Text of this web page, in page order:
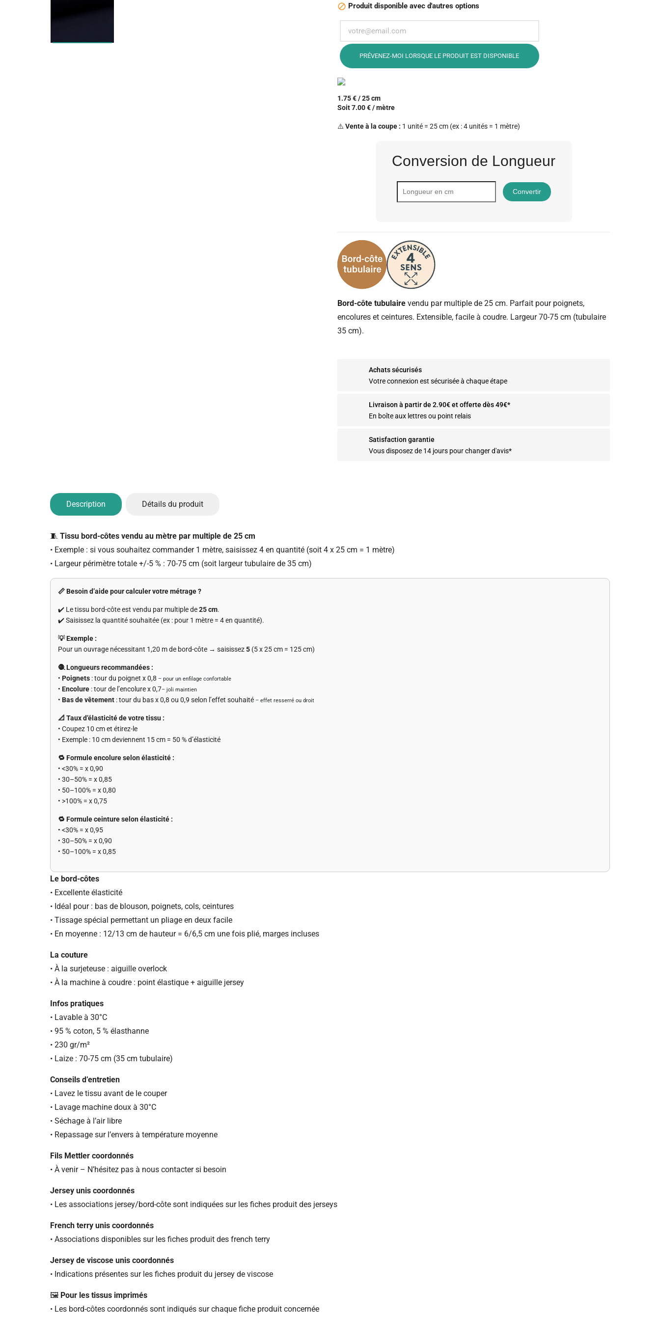
 Produit disponible avec d'autres options
PRÉVENEZ-MOI LORSQUE LE PRODUIT EST DISPONIBLE
1.75 € / 25 cm
Soit 7.00 € / mètre
⚠️ Vente à la coupe : 1 unité = 25 cm (ex : 4 unités = 1 mètre)
Conversion de Longueur
Convertir
Bord-côte tubulaire vendu par multiple de 25 cm. Parfait pour poignets,
encolures et ceintures. Extensible, facile à coudre. Largeur 70-75 cm (tubulaire
35 cm).
Achats sécurisés
Votre connexion est sécurisée à chaque étape
Livraison à partir de 2.90€ et offerte dès 49€*
En boîte aux lettres ou point relais
Satisfaction garantie
Vous disposez de 14 jours pour changer d'avis*
Description Détails du produit
🧵 Tissu bord-côtes vendu au mètre par multiple de 25 cm
• Exemple : si vous souhaitez commander 1 mètre, saisissez 4 en quantité (soit 4 x 25 cm = 1 mètre)
• Largeur périmètre totale +/-5 % : 70-75 cm (soit largeur tubulaire de 35 cm)
📏 Besoin d’aide pour calculer votre métrage ?
✔️ Le tissu bord-côte est vendu par multiple de25 cm.
✔️ Saisissez la quantité souhaitée (ex : pour 1 mètre = 4 en quantité).
💡 Exemple :
Pour un ouvrage nécessitant 1,20 m de bord-côte → saisissez5 (5 x 25 cm = 125 cm)
🧶 Longueurs recommandées :
• Poignets : tour du poignet x 0,8 – pour un enfilage confortable
• Encolure : tour de l’encolure x 0,7– joli maintien
• Bas de vêtement : tour du bas x 0,8 ou 0,9 selon l’effet souhaité – effet resserré ou droit
📐 Taux d’élasticité de votre tissu :
• Coupez 10 cm et étirez-le
• Exemple : 10 cm deviennent 15 cm = 50 % d’élasticité
🔁 Formule encolure selon élasticité :
• <30% = x 0,90
• 30–50% = x 0,85
• 50–100% = x 0,80
• >100% = x 0,75
🔁 Formule ceinture selon élasticité :
• <30% = x 0,95
• 30–50% = x 0,90
• 50–100% = x 0,85
Le bord-côtes
• Excellente élasticité
• Idéal pour : bas de blouson, poignets, cols, ceintures
• Tissage spécial permettant un pliage en deux facile
• En moyenne : 12/13 cm de hauteur = 6/6,5 cm une fois plié, marges incluses
La couture
• À la surjeteuse : aiguille overlock
• À la machine à coudre : point élastique + aiguille jersey
Infos pratiques
• Lavable à 30°C
• 95 % coton, 5 % élasthanne
• 230 gr/m²
• Laize : 70-75 cm (35 cm tubulaire)
Conseils d’entretien
• Lavez le tissu avant de le couper
• Lavage machine doux à 30°C
• Séchage à l’air libre
• Repassage sur l’envers à température moyenne
Fils Mettler coordonnés
• À venir – N’hésitez pas à nous contacter si besoin
Jersey unis coordonnés
• Les associations jersey/bord-côte sont indiquées sur les fiches produit des jerseys
French terry unis coordonnés
• Associations disponibles sur les fiches produit des french terry
Jersey de viscose unis coordonnés
• Indications présentes sur les fiches produit du jersey de viscose
🖼️ Pour les tissus imprimés
• Les bord-côtes coordonnés sont indiqués sur chaque fiche produit concernée